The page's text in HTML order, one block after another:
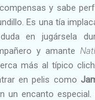
y sabe
Es una tía
en jugársela
y amante
más al típico
en pelis como
un encanto especial.